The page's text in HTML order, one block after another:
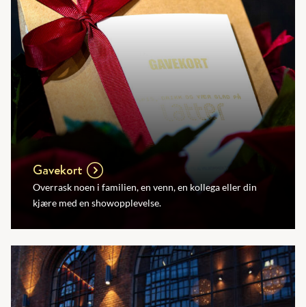
Gavekort
Overrask noen i familien, en venn, en kollega eller din
kjære med en showopplevelse.